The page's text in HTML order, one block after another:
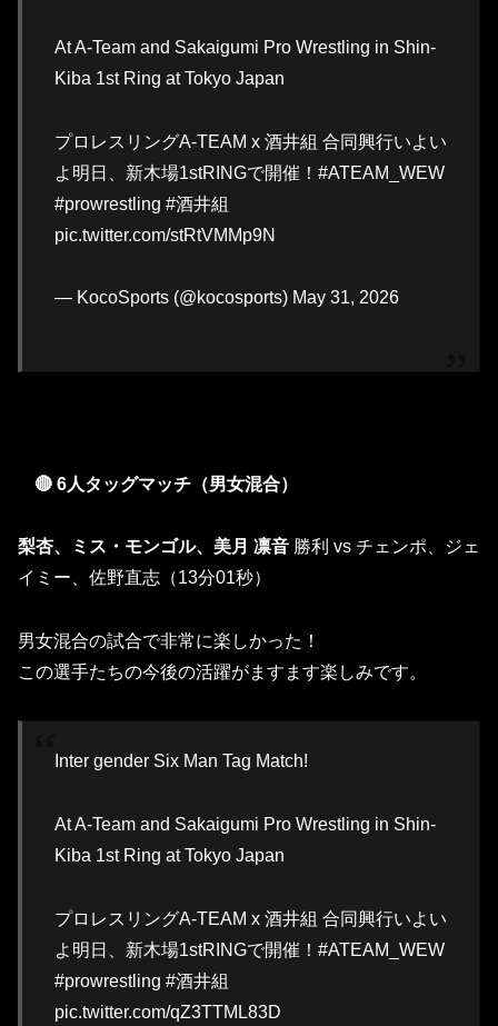
At A-Team and Sakaigumi Pro Wrestling in Shin-
Kiba 1st Ring at Tokyo Japan
プロレスリングA-TEAM x 酒井組 合同興行いよい
よ明日、新木場1stRINGで開催！#ATEAM_WEW
#prowrestling #酒井組
pic.twitter.com/stRtVMMp9N
— KocoSports (@kocosports) May 31, 2026
🔴 6人タッグマッチ（男女混合）
梨杏、ミス・モンゴル、 美月 凛音 勝利 vs チェンポ、ジェ
イミー、佐野直志（13分01秒）
男女混合の試合で非常に楽しかった！
この選手たちの今後の活躍がますます楽しみです。
Inter gender Six Man Tag Match!
At A-Team and Sakaigumi Pro Wrestling in Shin-
Kiba 1st Ring at Tokyo Japan
プロレスリングA-TEAM x 酒井組 合同興行いよい
よ明日、新木場1stRINGで開催！#ATEAM_WEW
#prowrestling #酒井組
pic.twitter.com/qZ3TTML83D